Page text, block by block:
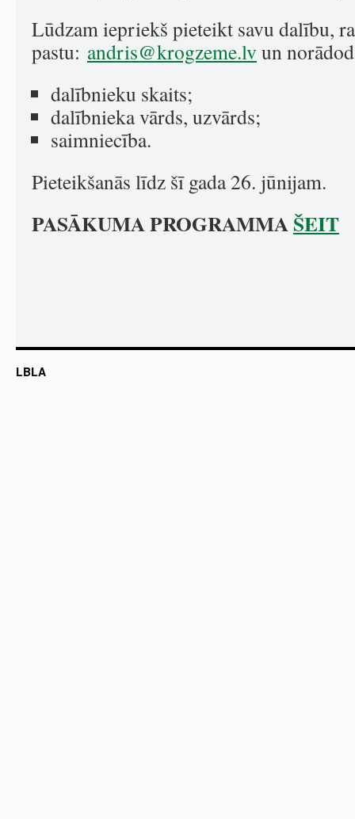
Lūdzam iepriekš pieteikt savu dalību,
pastu: andris@krogzeme.lv un
dalībnieku skaits;
dalībnieka vārds, uzvārds;
saimniecība.
Pieteikšanās līdz šī gada 26. jūnijam.
PASĀKUMA PROGRAMMAŠEIT
LBLA